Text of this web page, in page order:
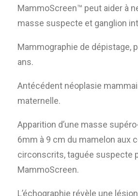
MammoScreen™ peut aider à
masse suspecte et ganglion
Mammographie de dépistage,
ans.
Antécédent néoplasie
maternelle.
Apparition d’une masse
6mm à 9 cm du mamelon aux
circonscrits, taguée suspecte
MammoScreen.
L’échographie révèle une